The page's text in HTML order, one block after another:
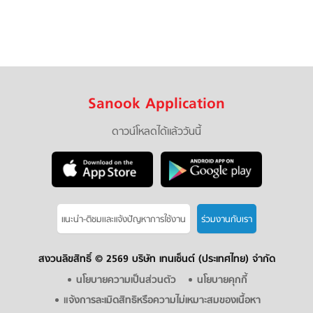
Sanook Application
ดาวน์โหลดได้แล้ววันนี้
แนะนำ-ติชมเเละแจ้งปัญหาการใช้งาน ร่วมงานกับเรา
สงวนลิขสิทธิ์ © 2569 บริษัท เทนเซ็นต์ (ประเทศไทย) จำกัด
นโยบายความเป็นส่วนตัว
นโยบายคุกกี้
แจ้งการละเมิดสิทธิหรือความไม่เหมาะสมของเนื้อหา